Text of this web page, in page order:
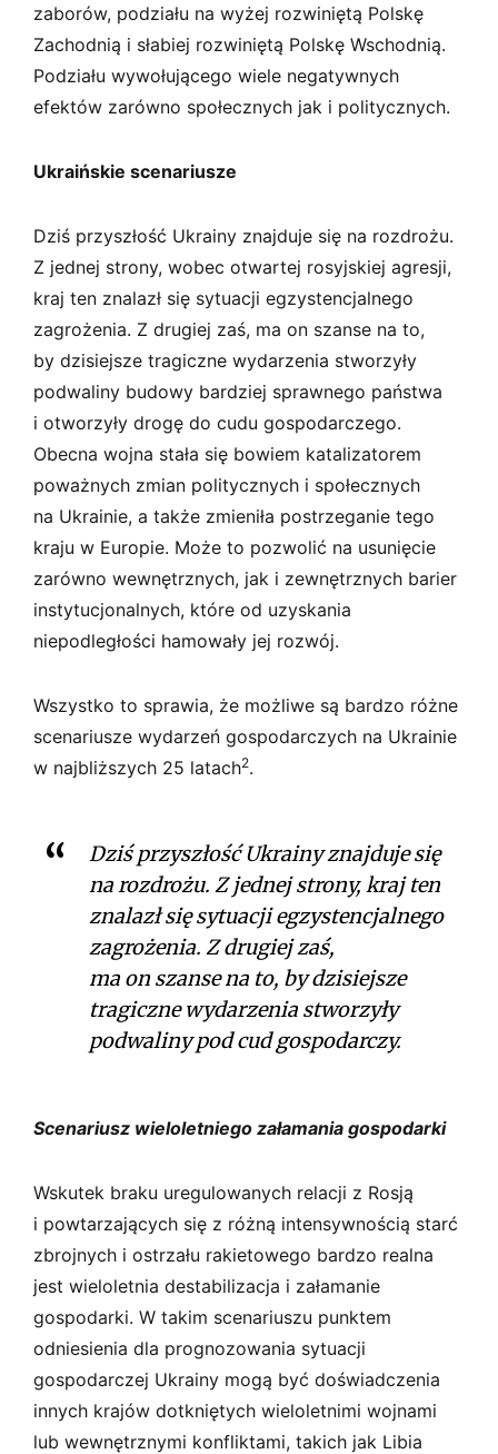
zaborów, podziału na wyżej rozwiniętą Polskę
Zachodnią i słabiej rozwiniętą Polskę Wschodnią.
Podziału wywołującego wiele negatywnych
efektów zarówno społecznych jak i politycznych.
Ukraińskie scenariusze
Dziś przyszłość Ukrainy znajduje się na rozdrożu.
Z jednej strony, wobec otwartej rosyjskiej agresji,
kraj ten znalazł się sytuacji egzystencjalnego
zagrożenia. Z drugiej zaś, ma on szanse na to,
by dzisiejsze tragiczne wydarzenia stworzyły
podwaliny budowy bardziej sprawnego państwa
i otworzyły drogę do cudu gospodarczego.
Obecna wojna stała się bowiem katalizatorem
poważnych zmian politycznych i społecznych
na Ukrainie, a także zmieniła postrzeganie tego
kraju w Europie. Może to pozwolić na usunięcie
zarówno wewnętrznych, jak i zewnętrznych barier
instytucjonalnych, które od uzyskania
niepodległości hamowały jej rozwój.
Wszystko to sprawia, że możliwe są bardzo różne
scenariusze wydarzeń gospodarczych na Ukrainie
w najbliższych 25 latach2.
Dziś przyszłość Ukrainy znajduje się
na rozdrożu. Z jednej strony, kraj ten
znalazł się sytuacji egzystencjalnego
zagrożenia. Z drugiej zaś,
ma on szanse na to, by dzisiejsze
tragiczne wydarzenia stworzyły
podwaliny pod cud gospodarczy.
Scenariusz wieloletniego załamania gospodarki
Wskutek braku uregulowanych relacji z Rosją
i powtarzających się z różną intensywnością starć
zbrojnych i ostrzału rakietowego bardzo realna
jest wieloletnia destabilizacja i załamanie
gospodarki. W takim scenariuszu punktem
odniesienia dla prognozowania sytuacji
gospodarczej Ukrainy mogą być doświadczenia
innych krajów dotkniętych wieloletnimi wojnami
lub wewnętrznymi konfliktami, takich jak Libia